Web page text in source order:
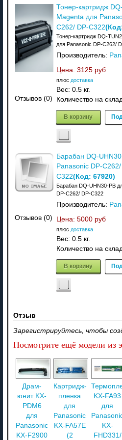
Отзывов (0)
Тонер-картридж
Magenta для
C262/ DP-C322
Тонер-картридж DQ-
для Panasonic DP-C262/
Производитель:
Цена: 3125 руб
плюс доставка
Вес: 0.5 кг.
Количество на
В корзину
Отзывов (0)
Барабан DQ-
Panasonic DP-C262/
C322(Код: 67920)
Барабан DQ-UHN30-PB
DP-C262/ DP-C322
Производитель:
Цена: 5000 руб
плюс доставка
Вес: 0.5 кг.
Количество на
В корзину
Отзыв
Зарегистрируйтесь, чтобы
Посмотрите ещё модели из
Драм-
юнит KX-
PDM6
для
Panasonic
KX-F2900
Картридж-
пленка
для
Panasonic
KX-FA57E
(2
KX-FA93
для
KX-
FHD331/